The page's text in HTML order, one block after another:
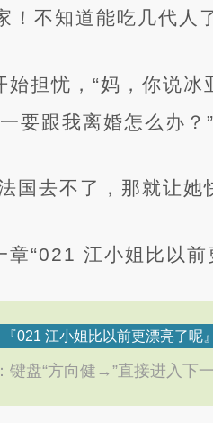
！不知道能吃几代人
始担忧，“妈，你说
要跟我离婚怎么办？”
国去不了，那就让她
“021 江小姐比以前
021 江小姐比以前更漂亮了呢』
键盘“方向健→”直接进入下